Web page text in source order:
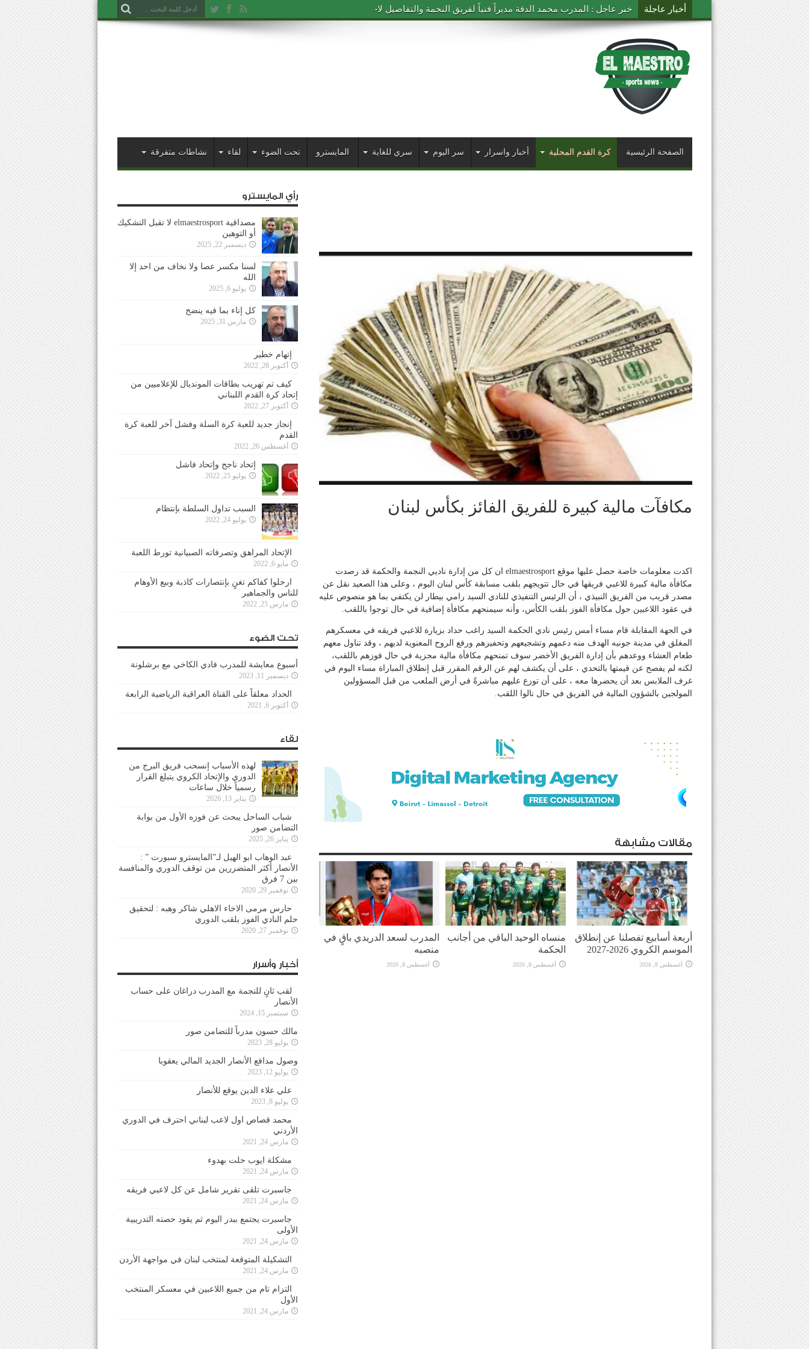
أخبار عاجلة خبر عاجل : المدرب محمد الدقة مديراً فنياً لفريق النجمة والتفاصيل لاحقاً
الصفحة الرئيسية كرة القدم المحلية أخبار واسرار سر اليوم سري للغاية المايسترو تحت الضوء لقاء نشاطات متفرقة
مكافآت مالية كبيرة للفريق الفائز بكأس لبنان
اكدت معلومات خاصة حصل عليها موقع elmaestrosport ان كل من إدارة ناديي النجمة والحكمة قد رصدت
مكافأة مالية كبيرة للاعبي فريقها في حال تتويجهم بلقب مسابقة كأس لبنان اليوم ، وعلى هذا الصعيد نقل عن
مصدر قريب من الفريق النبيذي ، أن الرئيس التنفيذي للنادي السيد رامي بيطار لن يكتفي بما هو منصوص عليه
في عقود اللاعبين حول مكافأة الفوز بلقب الكأس، وأنه سيمنحهم مكافأة إضافية في حال توجوا باللقب.
في الجهة المقابلة قام مساء أمس رئيس نادي الحكمة السيد راغب حداد بزيارة للاعبي فريقه في معسكرهم
المغلق في مدينة جونيه الهدف منه دعمهم وتشجيعهم وتحفيزهم ورفع الروح المعنوية لديهم ، وقد تناول معهم
طعام العشاء ووعدهم بأن إدارة الفريق الأخضر سوف تمنحهم مكافأة مالية مجزية في حال فوزهم باللقب،
لكنه لم يفصح عن قيمتها بالتحدي ، على أن يكشف لهم عن الرقم المقرر قبل إنطلاق المباراة مساء اليوم في
غرف الملابس بعد أن يحضرها معه ، على أن توزع عليهم مباشرةً في أرض الملعب من قبل المسؤولين
المولجين بالشؤون المالية في الفريق في حال نالوا اللقب.
مقالات مشابهة
أربعة أسابيع تفصلنا عن إنطلاق
الموسم الكروي 2026-2027
أغسطس 8, 2026
منساه الوحيد الباقي من أجانب
الحكمة
أغسطس 8, 2026
المدرب لسعد الدريدي باقٍ في
منصبه
أغسطس 8, 2026
رأي المايسترو
مصداقية elmaestrosport لا تقبل التشكيك
أو التوهين
ديسمبر 22, 2025
لسنا مكسر عصا ولا نخاف من احد إلا
الله
يوليو 6, 2025
كل إناء بما فيه ينضح
مارس 31, 2025
إتهام خطير
أكتوبر 28, 2022
كيف تم تهريب بطاقات المونديال للإعلاميين من
إتحاد كرة القدم اللبناني
أكتوبر 27, 2022
إنجاز جديد للعبة كرة السلة وفشل آخر للعبة كرة
القدم
أغسطس 26, 2022
إتحاد ناجح وإتحاد فاشل
يوليو 25, 2022
السبب تداول السلطة بإنتظام
يوليو 24, 2022
الإتحاد المراهق وتصرفاته الصبيانية تورط اللعبة
مايو 6, 2022
ارحلوا كفاكم تغنٍ بإنتصارات كاذبة وبيع الأوهام
للناس والجماهير
مارس 25, 2022
تحت الضوء
أسبوع معايشة للمدرب فادي الكاخي مع برشلونة
ديسمبر 11, 2023
الحداد معلقاً على القناة العراقية الرياضية الرابعة
أكتوبر 6, 2021
لقاء
لهذه الأسباب إنسحب فريق البرج من
الدوري والإتحاد الكروي يتبلغ القرار
رسمياً خلال ساعات
يناير 13, 2026
شباب الساحل يبحث عن فوزه الأول من بوابة
التضامن صور
يناير 26, 2025
عبد الوهاب ابو الهيل لـ”المايسترو سبورت ” :
الأنصار أكثر المتضررين من توقف الدوري والمنافسة
بين 7 فرق
نوفمبر 29, 2020
حارس مرمى الاخاء الاهلي شاكر وهبه : لتحقيق
حلم النادي الفوز بلقب الدوري
نوفمبر 27, 2020
أخبار وأسرار
لقب ثانٍ للنجمة مع المدرب دراغان على حساب
الأنصار
سبتمبر 15, 2024
مالك حسون مدرباً للتضامن صور
يوليو 28, 2023
وصول مدافع الأنصار الجديد المالي يعقوبا
يوليو 12, 2023
علي علاء الدين يوقع للأنصار
يوليو 8, 2023
محمد قصاص اول لاعب لبناني احترف في الدوري
الأردني
مارس 24, 2021
مشكلة ايوب حلت بهدوء
مارس 24, 2021
جاسبرت تلقى تقرير شامل عن كل لاعبي فريقه
مارس 24, 2021
جاسبرت يجتمع ببدر اليوم ثم يقود حصته التدريبية
الأولى
مارس 24, 2021
التشكيلة المتوقعة لمنتخب لبنان في مواجهة الأردن
مارس 24, 2021
التزام تام من جميع اللاعبين في معسكر المنتخب
الأول
مارس 24, 2021